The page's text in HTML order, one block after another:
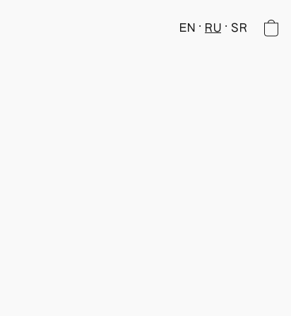
EN RU SR